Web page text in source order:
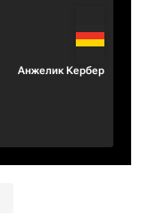
Анжелик Кербер